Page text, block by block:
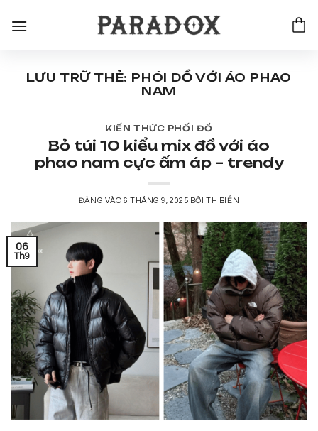
qua
LƯU TRỮ THẺ: PHÓI DỒ VỚI ÁO PHAO
NAM
KIẾN THỨC PHỐI ĐỒ
Bỏ túi 10 kiểu mix đồ với áo
phao nam cực ấm áp – trendy
ĐĂNG VÀO 6 THÁNG 9, 2025 BỞITH BIỂN
06
Th9